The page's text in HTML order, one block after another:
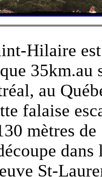
Hilaire est
35km.au
au
falaise
mètres de
dans
St-